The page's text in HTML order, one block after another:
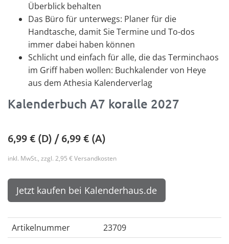
Überblick behalten
Das Büro für unterwegs: Planer für die
Handtasche, damit Sie Termine und To-dos
immer dabei haben können
Schlicht und einfach für alle, die das Terminchaos
im Griff haben wollen: Buchkalender von Heye
aus dem Athesia Kalenderverlag
Kalenderbuch A7 koralle 2027
6,99€ (D) /6,99€ (A)
inkl. MwSt., zzgl. 2,95 € Versandkosten
Jetzt kaufen bei Kalenderhaus.de
Artikelnummer
23709